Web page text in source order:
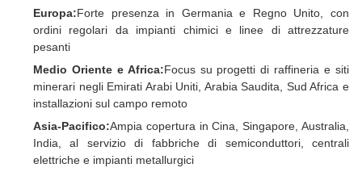
Europa:Forte presenza in Germania e Regno Unito, con
ordini regolari da impianti chimici e linee di attrezzature
pesanti
Medio Oriente e Africa:Focus su progetti di raffineria e siti
minerari negli Emirati Arabi Uniti, Arabia Saudita, Sud Africa e
installazioni sul campo remoto
Asia-Pacifico:Ampia copertura in Cina, Singapore, Australia,
India, al servizio di fabbriche di semiconduttori, centrali
elettriche e impianti metallurgici